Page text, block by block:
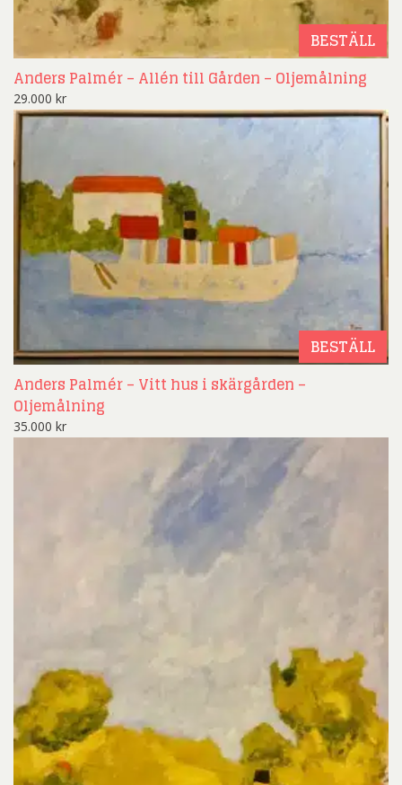
BESTÄLL
Anders Palmér – Allén till Gården – Oljemålning
29.000 kr
BESTÄLL
Anders Palmér – Vitt hus i skärgården –
Oljemålning
35.000 kr